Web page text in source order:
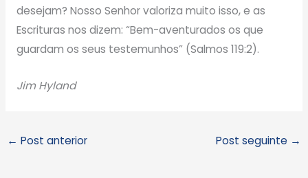
desejam? Nosso Senhor valoriza muito isso, e as
Escrituras nos dizem: “Bem-aventurados os que
guardam os seus testemunhos” (Salmos 119:2).
Jim Hyland
← Post anterior Post seguinte →